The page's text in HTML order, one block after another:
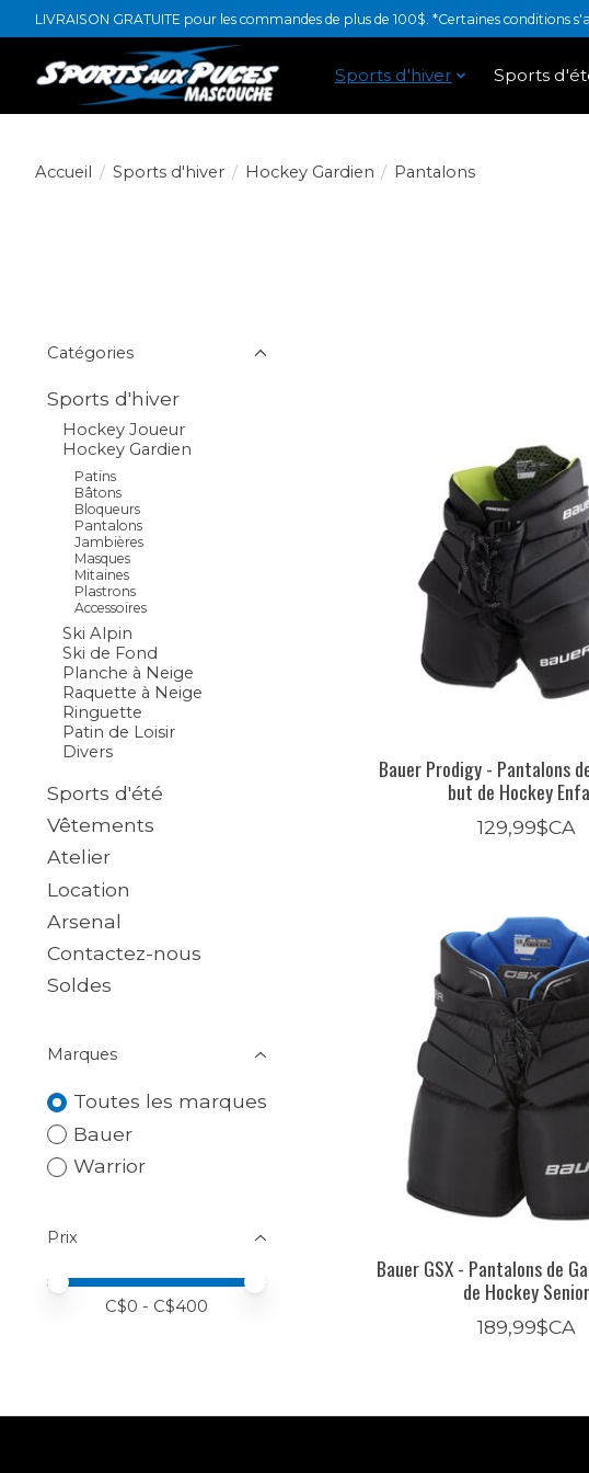
LIVRAISON GRATUITE pour les commandes de plus de 100$. *Certaines conditions
Sports d'hiver Sports
Accueil / Sports d'hiver / Hockey Gardien / Pantalons
Catégories
Sports d'hiver
Hockey Joueur
Hockey Gardien
Patins
Bâtons
Bloqueurs
Pantalons
Jambières
Masques
Mitaines
Plastrons
Accessoires
Ski Alpin
Ski de Fond
Planche à Neige
Raquette à Neige
Ringuette
Patin de Loisir
Divers
Sports d'été
Vêtements
Atelier
Location
Arsenal
Contactez-nous
Soldes
Marques
Toutes les marques
Bauer
Warrior
Prix
Prix minimum
Price maximum value
C$0 - C$400
Bauer Prodigy - Pantalons
but de Hockey
129,99$CA
Bauer GSX - Pantalons de
de Hockey Senior
189,99$CA